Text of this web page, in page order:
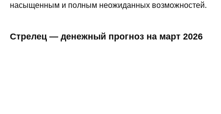
насыщенным и полным неожиданных возможностей.
Стрелец — денежный прогноз на март 2026